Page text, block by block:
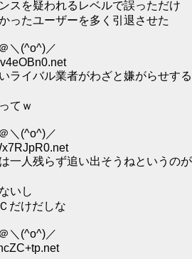
スを疑われるレベルで誤っただけ
ったユーザーを多く引退させた
＼(^o^)／
ライバル業者がわざと嫌がらせする
てｗ
＼(^o^)／
一人残らず追い出そうねというのが
いし
だけだしな
＼(^o^)／